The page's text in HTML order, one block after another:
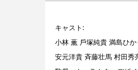
キャスト:
小林 薫 戶塚純貴 満島ひ
安元洋貴 ⻫藤壮馬 村田秀